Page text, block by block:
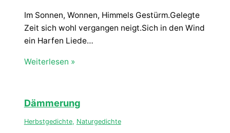
Im Sonnen, Wonnen, Himmels Gestürm.Gelegte
Zeit sich wohl vergangen neigt.Sich in den Wind
ein Harfen Liede…
Weiterlesen »
Dämmerung
Herbstgedichte, Naturgedichte